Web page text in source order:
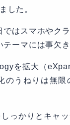
した。
はスマホやク
ーマには事欠き
を拡大（
うねりは無限
っかりとキャ